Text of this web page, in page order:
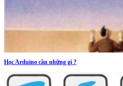
Học Arduino cần những gì ?